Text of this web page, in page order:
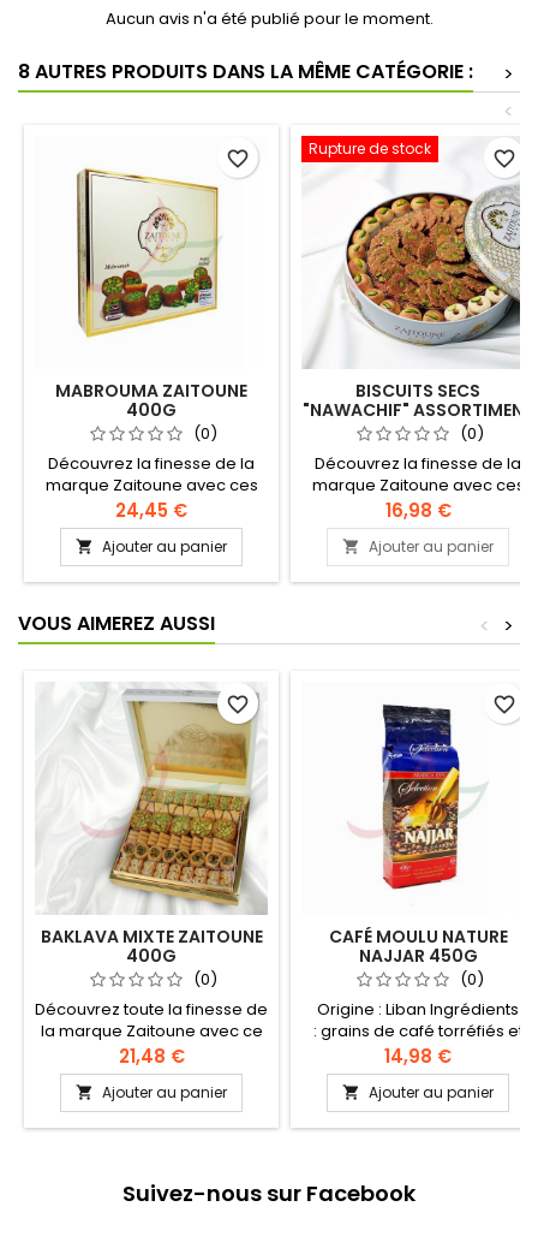
Aucun avis n'a été publié pour le moment.
8 AUTRES PRODUITS DANS LA MÊME CATÉGORIE :
>
<
MABROUMA ZAITOUNE
400G
(0)
Découvrez la finesse de la
marque Zaitoune avec ces
délicieuses bouchées de
pistaches entières torréfiées,
enrobées de cheveux d'ange
caramélisés. Ingrédients :
amidon, sel, lait en poudre,
pistaches Recette
24,45 €
 Ajouter au panier
favorite_border Rupture de stock
BISCUITS SECS
"NAWACHIF" ASSORTIMENT
ZAITOUNE 400G
(0)
Découvrez la finesse de la
marque Zaitoune avec ces
délicieuses galettes
fondantes aux graines de
sésame torréfiées,
parsemées d'éclats de
clarifié, sésame, sucre,
16,98 €
 Ajouter au panier
favorite_border
VOUS AIMEREZ AUSSI >
<
BAKLAVA MIXTE ZAITOUNE
400G
(0)
Découvrez toute la finesse de
la marque Zaitoune avec ce
sublime assortiment de
baklavas au pur beurre
clarifié, généreusement garni
de pistaches et noix de cajou.
en poudre, pistaches, noix de
cajou Recette authentique
21,48 €
 Ajouter au panier
favorite_border
CAFÉ MOULU NATURE
NAJJAR 450G
(0)
Origine : Liban Ingrédients
: grains de café torréfiés et
moulus très finement
Préparation du café oriental -
doser une tasse à café d'eau
à température ambiante -
ajouter une cuillère à café
bien remplie de café moulu
14,98 €
 Ajouter au panier
favorite_border
Suivez-nous sur Facebook